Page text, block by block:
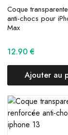
Coque
anti-chocs pour
Max
12.90 €
Ajouter au